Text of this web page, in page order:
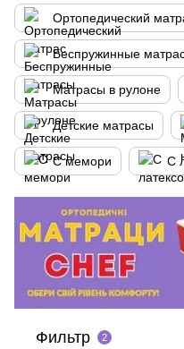
Ортопедический
Беспружинные
Матрасы в рулоне
Детские матрасы
С мемори С
Фильтр 2